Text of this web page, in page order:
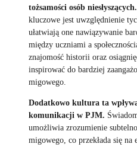
tożsamości osób niesłyszących.
kluczowe jest uwzględnienie
ułatwiają one nawiązywanie
między uczniami a
znajomość historii oraz
inspirować do bardziej
migowego.
Dodatkowo kultura ta
komunikacji w PJM.
umożliwia zrozumienie
migowego, co przekłada się